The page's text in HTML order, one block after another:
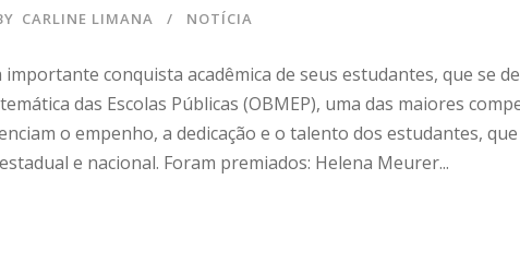
CARLINE LIMANA NOTÍCIA
conquista acadêmica de seus estudantes, que se
das Escolas Públicas (OBMEP), uma das maiores
o empenho, a dedicação e o talento dos estudantes,
e nacional. Foram premiados: Helena Meurer...